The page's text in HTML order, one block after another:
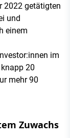
2022 getätigten
und
einem
im
20
mehr 90
Zuwachs